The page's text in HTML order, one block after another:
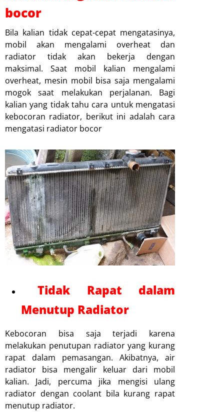
bocor
Bila kalian tidak cepat-cepat mengatasinya,
mobil akan mengalami overheat dan
radiator tidak akan bekerja dengan
maksimal. Saat mobil kalian mengalami
overheat, mesin mobil bisa saja mengalami
mogok saat melakukan perjalanan. Bagi
kalian yang tidak tahu cara untuk mengatasi
kebocoran radiator, berikut ini adalah cara
mengatasi radiator bocor
Tidak Rapat dalam
Menutup Radiator
Kebocoran bisa saja terjadi karena
melakukan penutupan radiator yang kurang
rapat dalam pemasangan. Akibatnya, air
radiator bisa mengalir keluar dari mobil
kalian. Jadi, percuma jika mengisi ulang
radiator dengan coolant bila kurang rapat
menutup radiator.